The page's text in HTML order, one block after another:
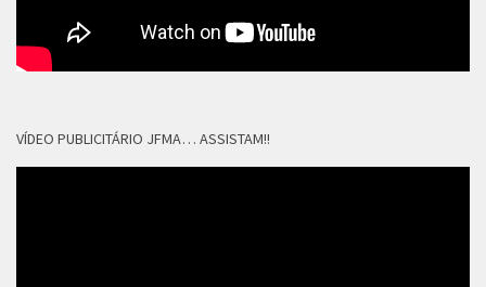
VÍDEO PUBLICITÁRIO JFMA… ASSISTAM!!